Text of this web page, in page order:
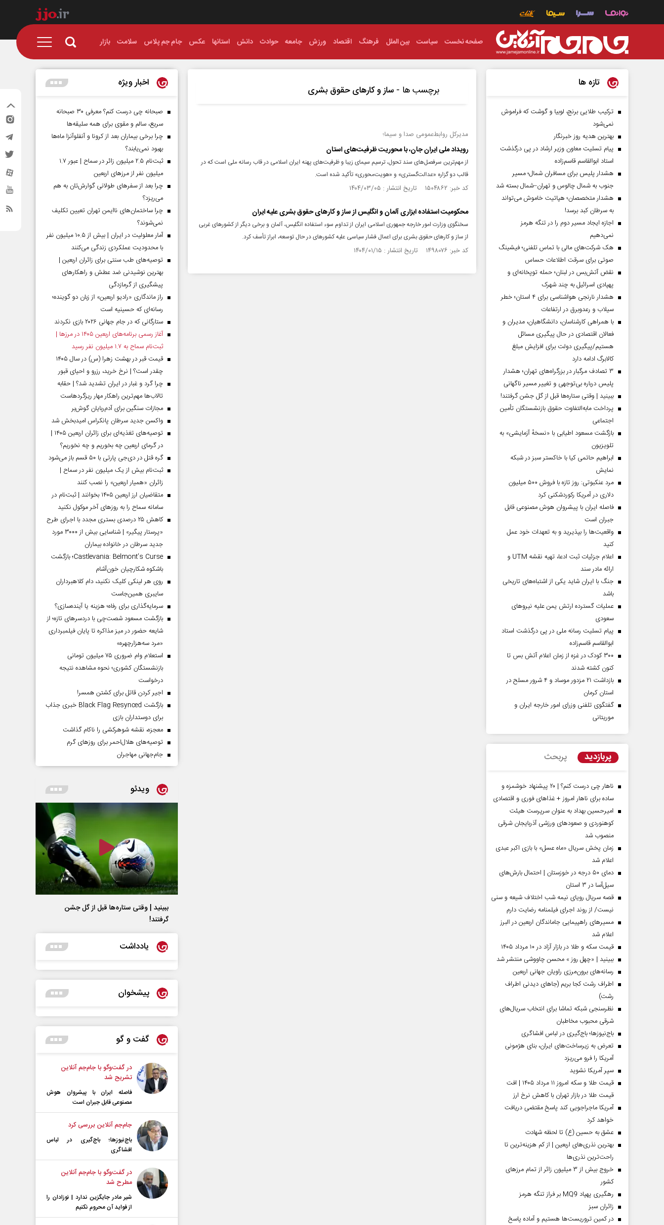
صفحه نخست سیاست بین الملل فرهنگ اقتصاد ورزش جامعه حوادث دانش استانها عکس جام جم پلاس سلامت بازار
برچسب ها - ساز و کارهای حقوق بشری
مدیرکل روابط‌عمومی صدا و سیما؛
رویداد ملی ایران جان، با محوریت ظرفیت‌های استان
از مهم‌ترین سرفصل‌های سند تحول، ترسیم سیمای زیبا و ظرفیت‌های پهنه ایران اسلامی در قاب رسانه ملی است که در
قالب دو گزاره «عدالت‌گستری» و «هویت‌محوری» تأکید شده است.
کد خبر: ۱۵۰۴۸۶۲ تاریخ انتشار : ۱۴۰۴/۰۳/۰۵
محکومیت استفاده ابزاری آلمان و انگلیس از ساز و کارهای حقوق بشری علیه ایران
سخنگوی وزارت امور خارجه جمهوری اسلامی ایران از تداوم سوء استفاده انگلیس، آلمان و برخی دیگر از کشورهای غربی
از ساز و کارهای حقوق بشری برای اعمال فشار سیاسی علیه کشورهای در حال توسعه، ابراز تأسف کرد.
کد خبر: ۱۴۹۸۰۷۶ تاریخ انتشار : ۱۴۰۴/۰۱/۱۵
تازه ها
ترکیب طلایی برنج، لوبیا و گوشت که فراموش
نمی‌شود
بهترین هدیه روز خبرنگار
پیام تسلیت معاون وزیر ارشاد در پی درگذشت
استاد ابوالقاسم قاسم‌زاده
هشدار پلیس برای مسافران شمال؛ مسیر
جنوب به شمال چالوس و تهران–شمال بسته شد
هشدار متخصصان؛ هپاتیت خاموش می‌تواند
به سرطان کبد برسد!
اجازه ایجاد مسیر دوم را در تنگه هرمز
نمی‌دهیم
هک شرکت‌های مالی با تماس تلفنی؛ فیشینگ
صوتی برای سرقت اطلاعات حساس
نقض آتش‌بس در لبنان؛ حمله توپخانه‌ای و
پهپادی اسرائیل به چند شهرک
هشدار نارنجی هواشناسی برای ۴ استان؛ خطر
سیلاب و رعدوبرق در ارتفاعات
با همراهی کارشناسان، دانشگاهیان، مدیران و
فعالان اقتصادی در حال پیگیری مسائل
هستیم/پیگیری دولت برای افزایش مبلغ
کالابرگ ادامه دارد
۳ تصادف مرگبار در بزرگراه‌های تهران؛ هشدار
پلیس درباره بی‌توجهی و تغییر مسیر ناگهانی
ببینید | وقتی ستاره‌ها قبل از گل جشن گرفتند!
پرداخت مابه‌التفاوت حقوق بازنشستگان تأمین
اجتماعی
بازگشت مسعود اطیابی با «نسخهٔ آزمایشی» به
تلویزیون
ابراهیم حاتمی کیا با خاکستر سبز در شبکه
نمایش
مرد عنکبوتی: روز تازه با فروش ۵۰۰ میلیون
دلاری در آمریکا رکوردشکنی کرد
فاصله ایران با پیشرو‌ان هوش مصنوعی قابل
جبران است
واقعیت‌ها را بپذیرید و به تعهدات خود عمل
کنید
اعلام جزئیات ثبت ادعا، تهیه نقشه UTM و
ارائه مادر سند
جنگ با ایران شاید یکی از اشتباه‌های تاریخی
باشد
عملیات گسترده ارتش یمن علیه نیروهای
سعودی
پیام تسلیت رسانه ملی در پی درگذشت استاد
ابوالقاسم قاسم‌زاده
۳۰۰ کودک در غزه از زمان اعلام آتش بس تا
کنون کشته شدند
بازداشت ۲۱ مزدور موساد و ۴ شرور مسلح در
استان کرمان
گفتگوی تلفنی وزرای امور خارجه ایران و
موریتانی
پربازدید پربحث
ناهار چی درست کنم؟ | ۲۰ پیشنهاد خوشمزه و
ساده برای ناهار امروز + غذاهای فوری و اقتصادی
امیرحسین بهداد به عنوان سرپرست هیئت
کوهنوردی و صعودهای ورزشی آذربایجان شرقی
منصوب شد
زمان پخش سریال «ماه عسل» با بازی اکبر عبدی
اعلام شد
دمای ۵۰ درجه در خوزستان | احتمال بارش‌های
سیل‌آسا در ۳ استان
قصه سریال رویای نیمه شب اختلاف شیعه و سنی
نیست/ از روند اجرای فیلمنامه رضایت دارم
مسیر‌های راهپیمایی جاماندگان اربعین در البرز
اعلام شد
قیمت سکه و طلا در بازار آزاد در ۱۰ مرداد ۱۴۰۵
ببینید | «چهل روز » محسن چاووشی منتشر شد
رسانه‌های برون‌مرزی راویان جهانی اربعین
اطراف رشت کجا بریم (جاهای دیدنی اطراف
رشت)
نظرسنجی شبکه تماشا برای انتخاب سریال‌های
شرقی محبوب مخاطبان
باج‌نیوزها؛ باج‌گیری در لباس افشاگری
تعرض به زیرساخت‌های ایران، بنای هژمونی
آمریکا را فرو می‌ریزد
سپر آمریکا نشوید
قیمت طلا و سکه امروز ۱۱ مرداد ۱۴۰۵ | افت
قیمت طلا در بازار تهران با کاهش نرخ ارز
آمریکا ماجراجویی کند پاسخ مقتضی دریافت
خواهد کرد
عشق به حسین (ع) تا لحظه شهادت
بهترین نذری‌های اربعین | از کم هزینه‌ترین تا
راحت‌ترین نذری‌ها
خروج بیش از ۳ میلیون زائر از تمام مرز‌های
کشور
رهگیری پهپاد MQ9 بر فراز تنگه هرمز
‌زائران سبز
در کمین تروریست‌ها هستیم و آماده پاسخ
اخبار ویژه
صبحانه چی درست کنم؟ معرفی ۳۰ صبحانه
سریع، سالم و مقوی برای همه سلیقه‌ها
چرا برخی بیماران بعد از کرونا و آنفلوآنزا ماه‌ها
بهبود نمی‌یابند؟
ثبت‌نام ۲.۵ میلیون زائر در سماح | عبور ۱.۷
میلیون نفر از مرز‌های اربعین
چرا بعد از سفرهای طولانی گوارش‌تان به هم
می‌ریزد؟
چرا ساختمان‌های ناایمن تهران تعیین تکلیف
نمی‌شوند؟
آمار معلولیت در ایران | بیش از ۱۰.۵ میلیون نفر
با محدودیت عملکردی زندگی می‌کنند
توصیه‌های طب سنتی برای زائران اربعین |
بهترین نوشیدنی ضد عطش و راهکارهای
پیشگیری از گرمازدگی
راز ماندگاری «رادیو اربعین» از زبان دو گوینده؛
رسانه‌ای که حسینیه است
ستارگانی که در جام جهانی ۲۰۲۶ بازی نکردند
آغاز رسمی برنامه‌های اربعین ۱۴۰۵ در مرز‌ها |
ثبت‌نام سماح به ۱.۷ میلیون نفر رسید
قیمت قبر در بهشت زهرا (س) در سال ۱۴۰۵
چقدر است؟ | نرخ خرید، رزرو و احیای قبور
چرا گرد و غبار در ایران تشدید شد؟ | حقابه
تالاب‌ها مهم‌ترین راهکار مهار ریزگردهاست
مجازات سنگین برای آدم‌ربایان گوش‌بر
واکسن جدید سرطان پانکراس امیدبخش شد
توصیه‌های تغذیه‌ای برای زائران اربعین ۱۴۰۵ |
در گرمای اربعین چه بخوریم و چه نخوریم؟
گره قتل در دی‌جی پارتی با ۵۰ قسم باز می‌شود
ثبت‌نام بیش از یک میلیون نفر در سماح |
زائران «همیار اربعین» را نصب کنند
متقاضیان ارز اربعین ۱۴۰۵ بخوانند | ثبت‌نام در
سامانه سماح را به روز‌های آخر موکول نکنید
کاهش ۲۵ درصدی بستری مجدد با اجرای طرح
«پرستار پیگیر» | شناسایی بیش از ۳۰۰۰ مورد
جدید سرطان در خانواده بیماران
Castlevania: Belmont’s Curse؛ بازگشت
باشکوه شکارچیان خون‌آشام
روی هر لینکی کلیک نکنید، دام کلاهبرداران
سایبری همین‌جاست
سرمایه‌گذاری برای رفاه؛ هزینه یا آینده‌سازی؟
بازگشت مسعود شصت‌چی با دردسر‌های تازه؛ از
شایعه حضور در میز مذاکره تا پایان فیلمبرداری
«مرد سه‌هزارچهره»
استعلام وام ضروری ۷۵ میلیون تومانی
بازنشستگان کشوری؛ نحوه مشاهده نتیجه
درخواست
اجیر کردن قاتل برای کشتن همسر!
بازگشت Black Flag Resynced خبری جذاب
برای دوستداران بازی
معجزه، نقشه شوهرکشی را ناکام گذاشت
توصیه‌های هلال‌احمر برای روز‌های گرم
جام‌جهانی مهاجران
ویدئو
ببینید | وقتی ستاره‌ها قبل از گل جشن
گرفتند!
یادداشت
پیشخوان
گفت و گو
در گفت‌و‌گو با جام‌جم آنلاین
تشریح شد
فاصله ایران با پیشرو‌ان هوش
مصنوعی قابل جبران است
جام‌جم آنلاین بررسی کرد
باج‌نیوزها؛ باج‌گیری در لباس
افشاگری
در گفت‌و‌گو با جام‌جم آنلاین
مطرح شد
شیر مادر جایگزین ندارد | نوزادان را
از فواید آن محروم نکنیم